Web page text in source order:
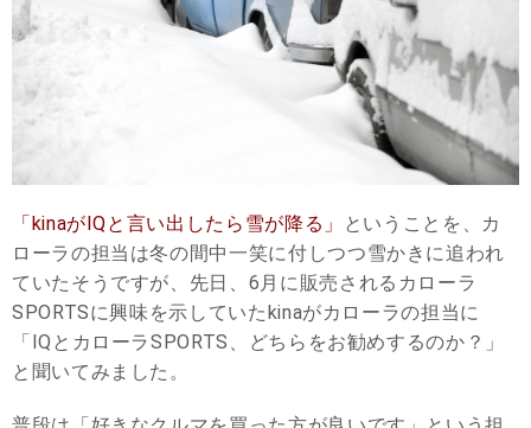
「kinaがIQと言い出したら雪が降る」
ということを、カ
ローラの担当は冬の間中一笑に付しつつ雪かきに追われ
ていたそうですが、先日、6月に販売されるカローラ
SPORTSに興味を示していたkinaがカローラの担当に
「IQとカローラSPORTS、どちらをお勧めするのか？」
と聞いてみました。